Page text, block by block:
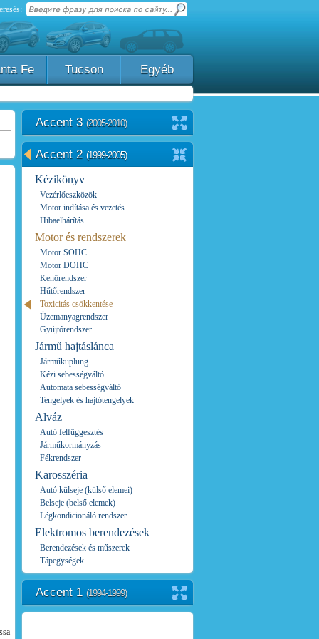
Fe Tucson Egyéb
Accent 3 (2005-2010)
Accent 2 (1999-2005)
Kézikönyv
Vezérlőeszközök
Motor indítása és vezetés
Hibaelhárítás
Motor és rendszerek
Motor SOHC
Motor DOHC
Kenőrendszer
Hűtőrendszer
Toxicitás csökkentése
Üzemanyagrendszer
Gyújtórendszer
Jármű hajtáslánca
Járműkuplung
Kézi sebességváltó
Automata sebességváltó
Tengelyek és hajtótengelyek
Alváz
Autó felfüggesztés
Járműkormányzás
Fékrendszer
Karosszéria
Autó külseje (külső elemei)
Belseje (belső elemek)
Légkondicionáló rendszer
Elektromos berendezések
Berendezések és műszerek
Tápegységek
Accent 1 (1994-1999)